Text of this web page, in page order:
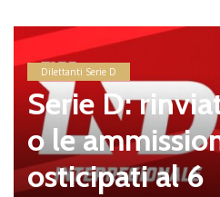
Dilettanti Serie D
Serie D:
o le
osticipati al 6